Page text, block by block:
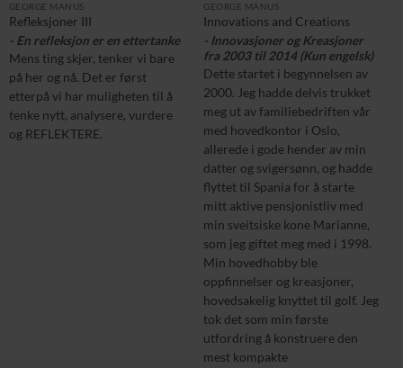
GEORGE MANUS
Refleksjoner III
- En refleksjon er en ettertanke
Mens ting skjer, tenker vi bare
på her og nå. Det er først
etterpå vi har muligheten til å
tenke nytt, analysere, vurdere
og REFLEKTERE.
GEORGE MANUS
Innovations and Creations
- Innovasjoner og Kreasjoner
fra 2003 til 2014 (Kun engelsk)
Dette startet i begynnelsen av
2000. Jeg hadde delvis trukket
meg ut av familiebedriften vår
med hovedkontor i Oslo,
allerede i gode hender av min
datter og svigersønn, og hadde
flyttet til Spania for å starte
mitt aktive pensjonistliv med
min sveitsiske kone Marianne,
som jeg giftet meg med i 1998.
Min hovedhobby ble
oppfinnelser og kreasjoner,
hovedsakelig knyttet til golf. Jeg
tok det som min første
utfordring å konstruere den
mest kompakte